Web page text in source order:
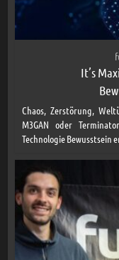
It’s
Chaos, Zerstörung,
M3GAN oder
Technologie Bewusstsein